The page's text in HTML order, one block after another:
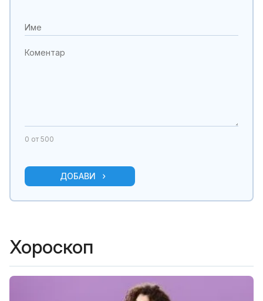
0 от 500
ДОБАВИ
Хороскоп